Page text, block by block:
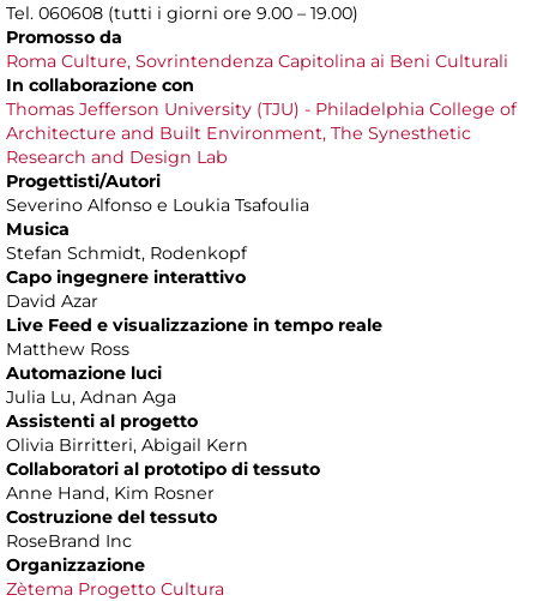
Tel. 060608 (tutti i giorni ore 9.00 – 19.00)
Promosso da
Roma Culture, Sovrintendenza Capitolina ai Beni Culturali
In collaborazione con
Thomas Jefferson University (TJU) - Philadelphia College of
Architecture and Built Environment, The Synesthetic
Research and Design Lab
Progettisti/Autori
Severino Alfonso e Loukia Tsafoulia
Musica
Stefan Schmidt, Rodenkopf
Capo ingegnere interattivo
David Azar
Live Feed e visualizzazione in tempo reale
Matthew Ross
Automazione luci
Julia Lu, Adnan Aga
Assistenti al progetto
Olivia Birritteri, Abigail Kern
Collaboratori al prototipo di tessuto
Anne Hand, Kim Rosner
Costruzione del tessuto
RoseBrand Inc
Organizzazione
Zètema Progetto Cultura